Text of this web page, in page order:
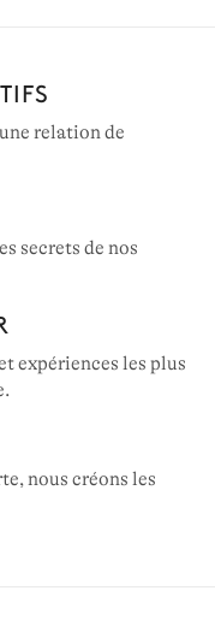
relation de
secrets de nos
expériences les plus
nous créons les